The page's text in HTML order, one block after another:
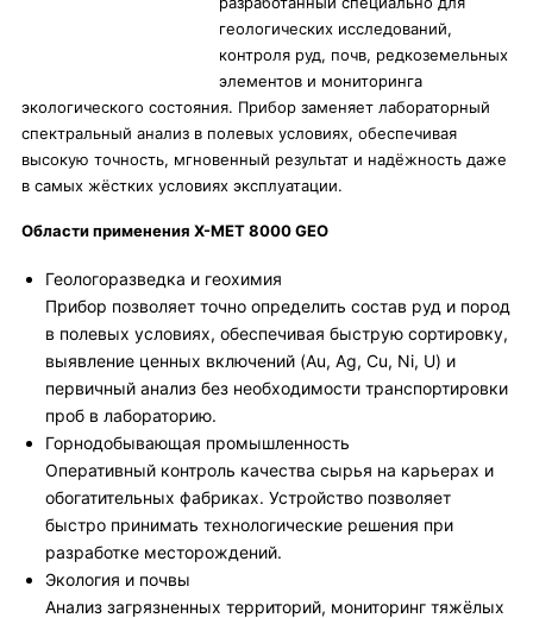
геологических исследований,
контроля руд, почв, редкоземельных
элементов и мониторинга
экологического состояния. Прибор заменяет лабораторный
спектральный анализ в полевых условиях, обеспечивая
высокую точность, мгновенный результат и надёжность даже
в самых жёстких условиях эксплуатации.
Области применения X-MET 8000 GEO
Геологоразведка и геохимия
Прибор позволяет точно определить состав руд и пород
в полевых условиях, обеспечивая быструю сортировку,
выявление ценных включений (Au, Ag, Cu, Ni, U) и
первичный анализ без необходимости транспортировки
проб в лабораторию.
Горнодобывающая промышленность
Оперативный контроль качества сырья на карьерах и
обогатительных фабриках. Устройство позволяет
быстро принимать технологические решения при
разработке месторождений.
Экология и почвы
Анализ загрязненных территорий, мониторинг тяжёлых